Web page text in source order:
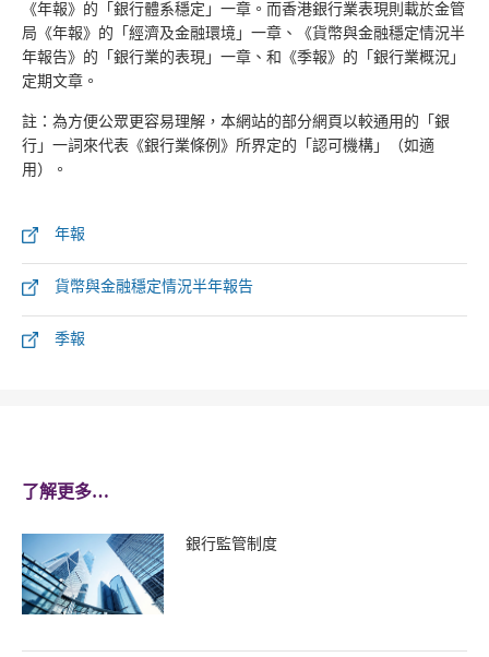
《年報》的「銀行體系穩定」一章。而香港銀行業表現則載於金管
局《年報》的「經濟及金融環境」一章、《貨幣與金融穩定情況半
年報告》的「銀行業的表現」一章、和《季報》的「銀行業概況」
定期文章。
註：為方便公眾更容易理解，本網站的部分網頁以較通用的「銀
行」一詞來代表《銀行業條例》所界定的「認可機構」（如適
用）。
年報
貨幣與金融穩定情況半年報告
季報
了解更多…
銀行監管制度